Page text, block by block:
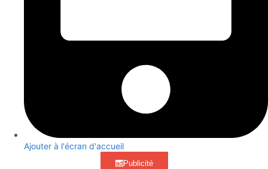
Ajouter à l'écran d'accueil
Publicité